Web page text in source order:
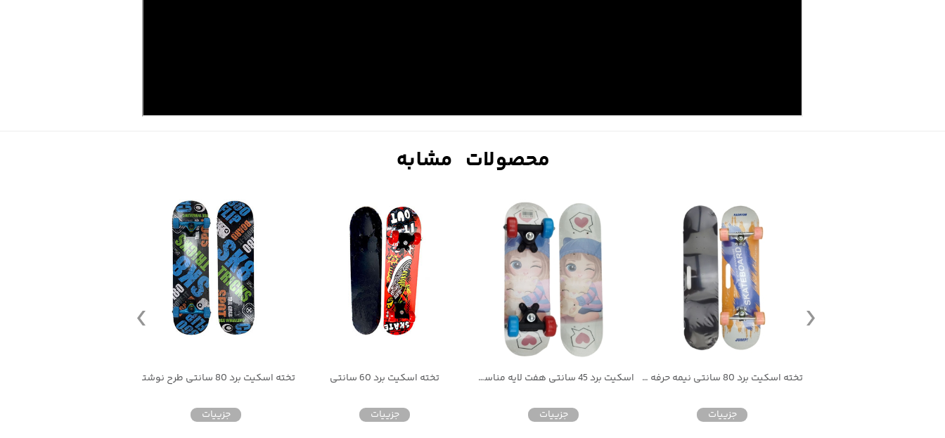
تخته اسکیت برد 80 سانتی نیمه حرفه ای
جزییات
اسکیت برد 45 سانتی هفت لایه مناسب کودکان
جزییات
تخته اسکیت برد 60 سانتی
جزییات
تخته اسکیت برد 80 سانتی طرح نوشته
جزییات